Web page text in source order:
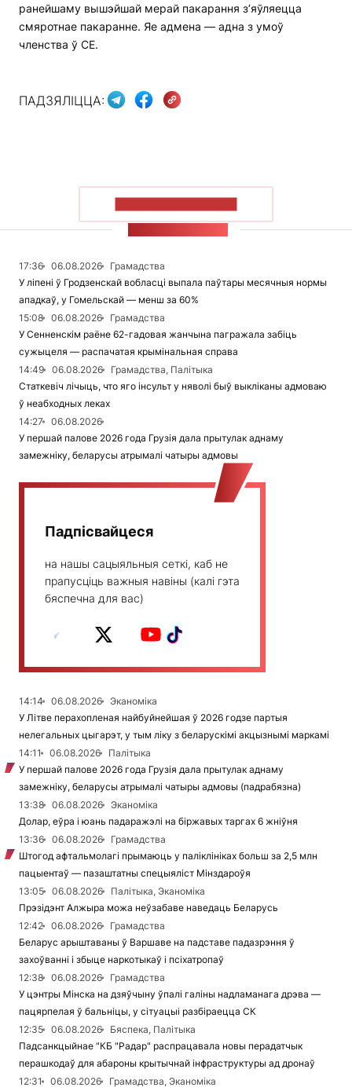
ранейшаму вышэйшай мерай пакарання з’яўляецца
смяротнае пакаранне. Яе адмена — адна з умоў
членства ў СЕ.
ПАДЗЯЛІЦЦА:
17:36 06.08.2026
Грамадства
У ліпені ў Гродзенскай вобласці выпала паўтары месячныя нормы
ападкаў, у Гомельскай — менш за 60%
15:08
06.08.2026
Грамадства
У Сенненскім раёне 62-гадовая жанчына пагражала забіць
сужыцеля — распачатая крымінальная справа
14:49
06.08.2026
Грамадства, Палітыка
Статкевіч лічыць, что яго інсульт у няволі быў выкліканы адмоваю
ў неабходных леках
14:27
06.08.2026
У першай палове 2026 года Грузія дала прытулак аднаму
замежніку, беларусы атрымалі чатыры адмовы
Падпісвайцеся
на нашы сацыяльныя сеткі, каб не
прапусціць важныя навіны (калі гэта
бяспечна для вас)
14:14 06.08.2026
Эканоміка
У Літве перахопленая найбуйнейшая ў 2026 годзе партыя
нелегальных цыгарэт, у тым ліку з беларускімі акцызнымі маркамі
14:11
06.08.2026
Палітыка
У першай палове 2026 года Грузія дала прытулак аднаму
замежніку, беларусы атрымалі чатыры адмовы (падрабязна)
13:38
06.08.2026
Эканоміка
Долар, еўра і юань падаражэлі на біржавых таргах 6 жніўня
13:36
06.08.2026
Грамадства
Штогод афтальмолагі прымаюць у паліклініках больш за 2,5 млн
пацыентаў — пазаштатны спецыяліст Мінздароўя
13:05
06.08.2026
Палітыка, Эканоміка
Прэзідэнт Алжыра можа неўзабаве наведаць Беларусь
12:42
06.08.2026
Грамадства
Беларус арыштаваны ў Варшаве на падставе падазрэння ў
захоўванні і збыце наркотыкаў і псіхатропаў
12:38
06.08.2026
Грамадства
У цэнтры Мінска на дзяўчыну ўпалі галіны надламанага дрэва —
пацярпелая ў бальніцы, у сітуацыі разбіраецца СК
12:35
06.08.2026
Бяспека, Палітыка
Падсанкцыйнае "КБ "Радар" распрацавала новы перадатчык
перашкодаў для абароны крытычнай інфраструктуры ад дронаў
12:31
06.08.2026
Грамадства, Эканоміка